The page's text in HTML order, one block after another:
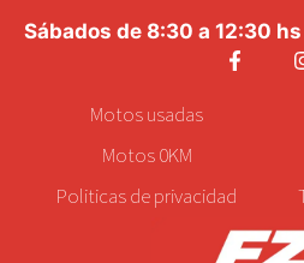
Sábados de 8:30 a 12:30 hs
Motosusadas
Motos 0KM
Politicas de privacidad